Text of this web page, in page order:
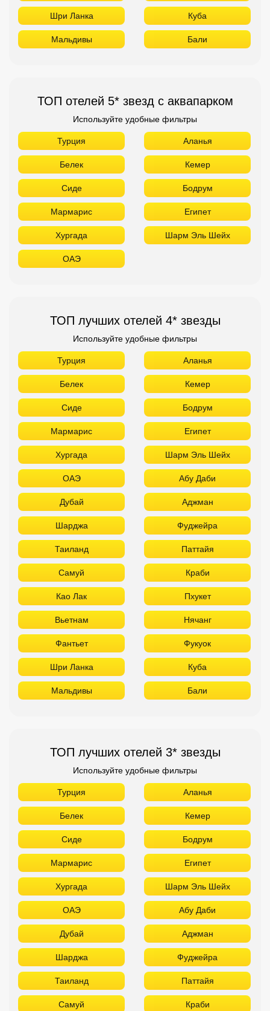
Шри Ланка Куба
Мальдивы Бали
ТОП отелей 5* звезд с аквапарком
Используйте удобные фильтры
Турция Аланья
Белек Кемер
Сиде Бодрум
Мармарис Египет
Хургада Шарм Эль Шейх
ОАЭ
ТОП лучших отелей 4* звезды
Используйте удобные фильтры
Турция Аланья
Белек Кемер
Сиде Бодрум
Мармарис Египет
Хургада Шарм Эль Шейх
ОАЭ Абу Даби
Дубай Аджман
Шарджа Фуджейра
Таиланд Паттайя
Самуй Краби
Као Лак Пхукет
Вьетнам Нячанг
Фантьет Фукуок
Шри Ланка Куба
Мальдивы Бали
ТОП лучших отелей 3* звезды
Используйте удобные фильтры
Турция Аланья
Белек Кемер
Сиде Бодрум
Мармарис Египет
Хургада Шарм Эль Шейх
ОАЭ Абу Даби
Дубай Аджман
Шарджа Фуджейра
Таиланд Паттайя
Самуй Краби